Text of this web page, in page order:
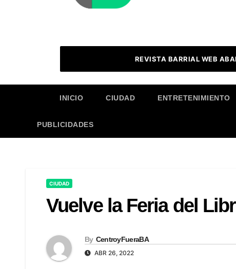
REVISTA BARRIAL WEB
INICIO CIUDAD ENTRETENIMIENTO
PUBLICIDADES
CIUDAD
Vuelve la Feria del
By CentroyFueraBA
ABR 26, 2022